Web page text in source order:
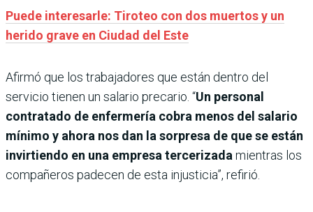
Puede interesarle: Tiroteo con dos muertos y un
herido grave en Ciudad del Este
Afirmó que los trabajadores que están dentro del
servicio tienen un salario precario. “Un personal
contratado de enfermería cobra menos del salario
mínimo y ahora nos dan la sorpresa de que se están
invirtiendo en una empresa tercerizada mientras los
compañeros padecen de esta injusticia”, refirió.